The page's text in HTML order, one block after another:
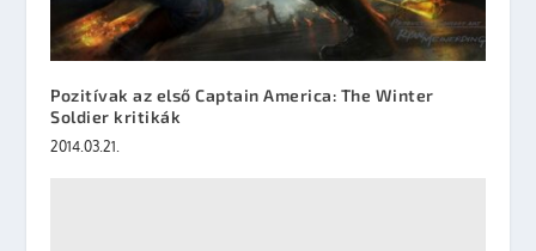
Pozitívak az első Captain America: The Winter
Soldier kritikák
2014.03.21.